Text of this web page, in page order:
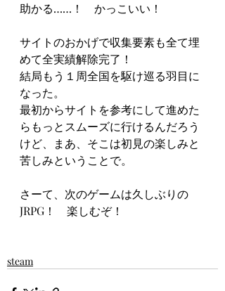
助かる……！　かっこいい！
サイトのおかげで収集要素も全て埋
めて全実績解除完了！
結局もう１周全国を駆け巡る羽目に
なった。
最初からサイトを参考にして進めた
らもっとスムーズに行けるんだろう
けど、まあ、そこは初見の楽しみと
苦しみということで。
さーて、次のゲームは久しぶりの
JRPG！　楽しむぞ！
steam